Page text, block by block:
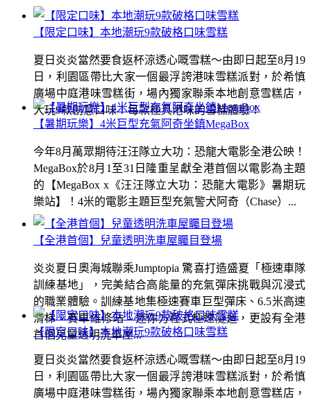
【限定口味】本地潮玩9款破格口味雪糕
夏日炎炎當然要食返杯涼透心嘅雪糕～由即日起至8月19
日，利園區帶比大家一個最浮誇港味雪糕派對，於希慎
廣場中庭港味雪糕街，場內獨家聯乘本地創意雪糕店，
大玩9款創意口味！每款極具港味的雪糕體驗！
【全港首個】兒童透明洗車屋矚目登場
炎炎夏日奧海城聯乘Jumptopia 驚喜打造盛夏「極速車隊
訓練基地」，完美結合高能量的充氣彈床挑戰與沉浸式
的職業體驗。訓練基地集極速賽車巨型彈床、6.5米高速
滑梯、賽車維修站、迷你方程式極速隧道，更設有全港
首個兒童透明洗車屋...
【暑期玩樂】4米巨型充氣阿奇坐鎮MegaBox
今年8月萬眾期待汪汪隊立大功：恐龍大電影全港公映！
MegaBox於8月1至31日隆重呈獻全港首個以電影為主題
的【MegaBox x《汪汪隊立大功：恐龍大電影》暑期玩
樂站】！4米的電影主題巨型充氣警犬阿奇（Chase）...
【限定口味】本地潮玩9款破格口味雪糕
夏日炎炎當然要食返杯涼透心嘅雪糕～由即日起至8月19
日，利園區帶比大家一個最浮誇港味雪糕派對，於希慎
廣場中庭港味雪糕街，場內獨家聯乘本地創意雪糕店，